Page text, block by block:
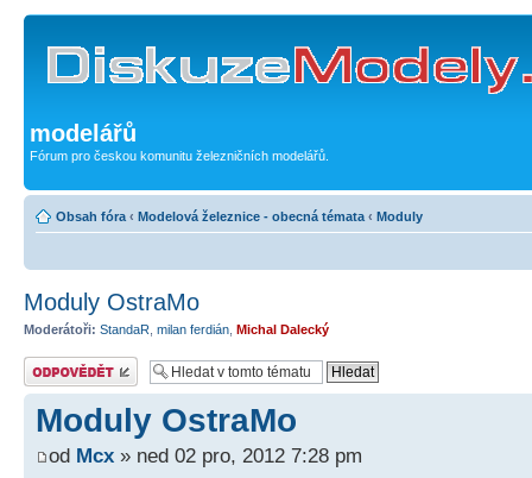
modelářů
Fórum pro českou komunitu železničních modelářů.
Obsah fóra ‹ Modelová železnice - obecná témata ‹ Moduly
Moduly OstraMo
Moderátoři: StandaR milan ferdián Michal Dalecký
Odeslat odpověď
Moduly OstraMo
od Mcx » ned 02 pro, 2012 7:28 pm